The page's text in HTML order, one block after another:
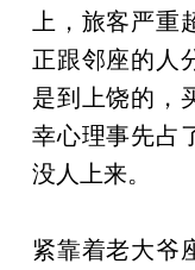
上，旅客严重
正跟邻座的人
是到上饶的，
幸心理事先占
没人上来。
紧靠着老大爷